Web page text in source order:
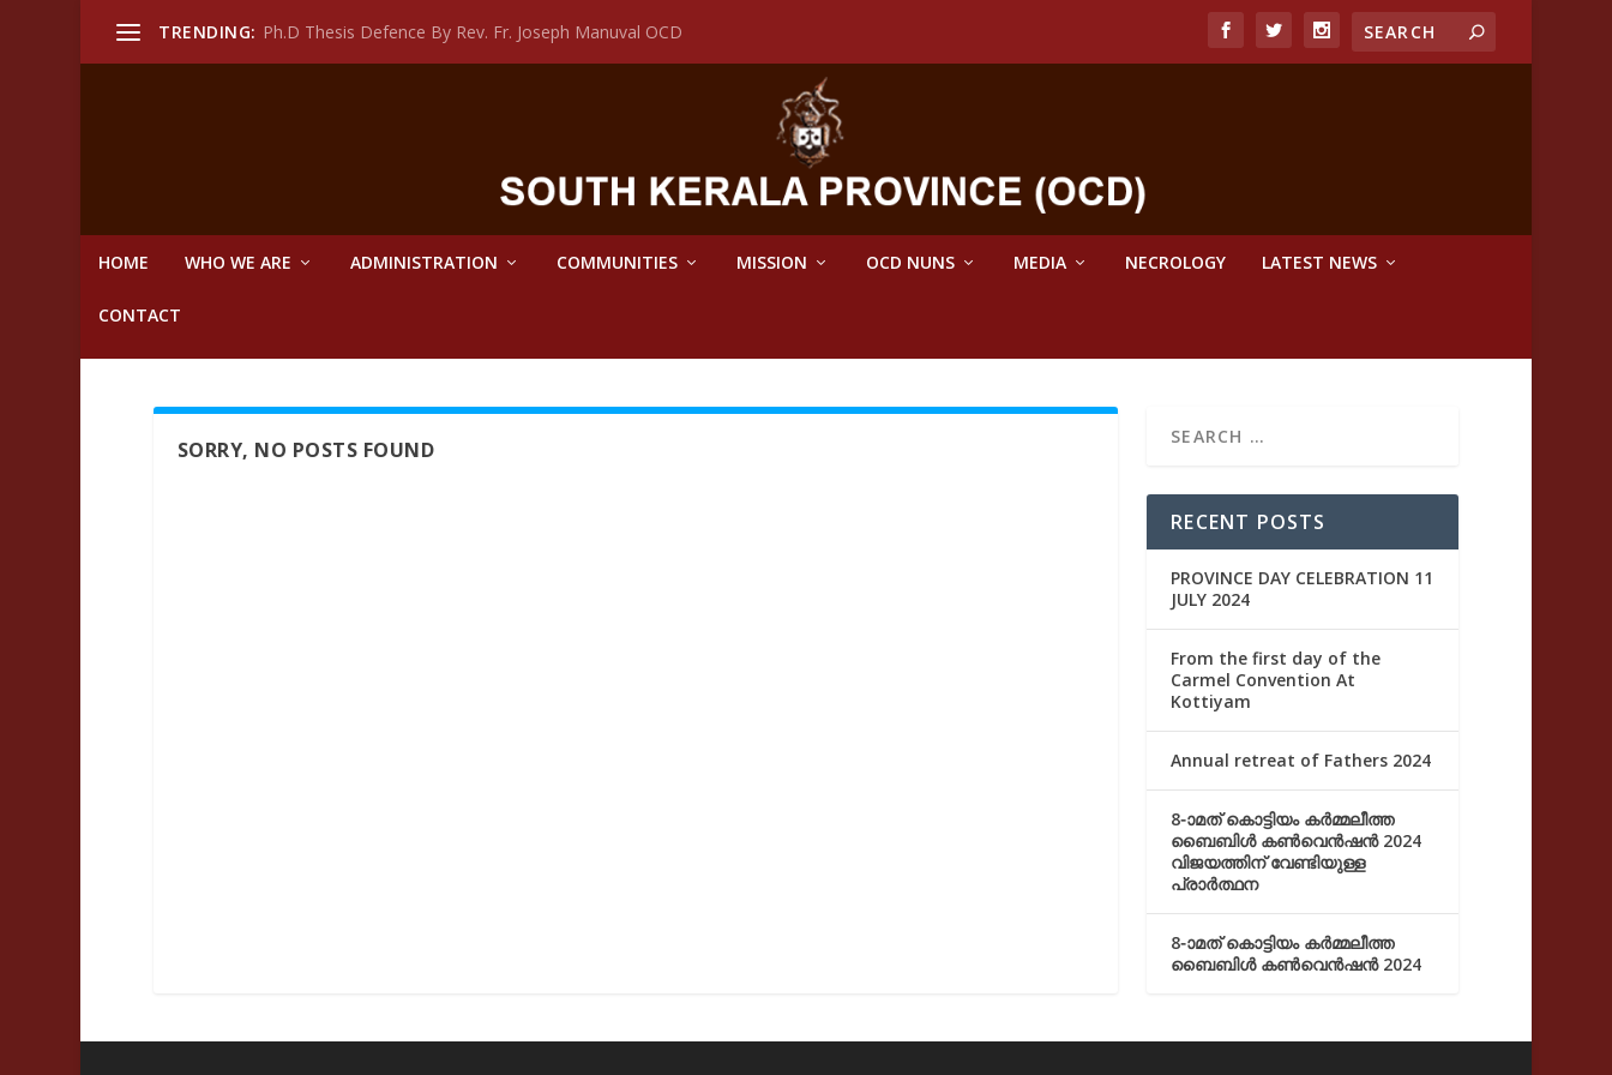
TRENDING: Ph.D Thesis Defence By Rev. Fr. Joseph Manuval OCD
HOME WHO WE ARE ADMINISTRATION COMMUNITIES MISSION OCD NUNS MEDIA NECROLOGY LATEST NEWS
CONTACT
SORRY, NO POSTS FOUND
RECENT POSTS
PROVINCE DAY CELEBRATION 11
JULY 2024
From the first day of the
Carmel Convention At
Kottiyam
Annual retreat of Fathers 2024
8-ാമത് കൊട്ടിയം കർമ്മലീത്ത
ബൈബിൾ കൺവെൻഷൻ 2024
വിജയത്തിന് വേണ്ടിയുള്ള
പ്രാർത്ഥന
8-ാമത് കൊട്ടിയം കർമ്മലീത്ത
ബൈബിൾ കൺവെൻഷൻ 2024